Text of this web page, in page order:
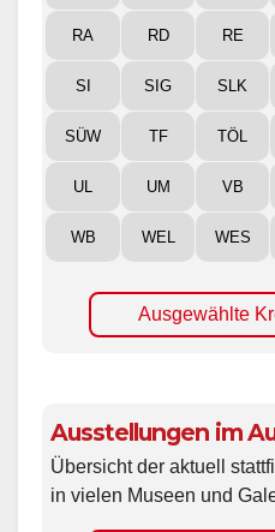
RA RD RE
SI SIG SLK
SÜW TF TÖL
UL UM VB
WB WEL WES
Ausgewählte
Ausstellungen im
Übersicht der aktuell
in vielen Museen und